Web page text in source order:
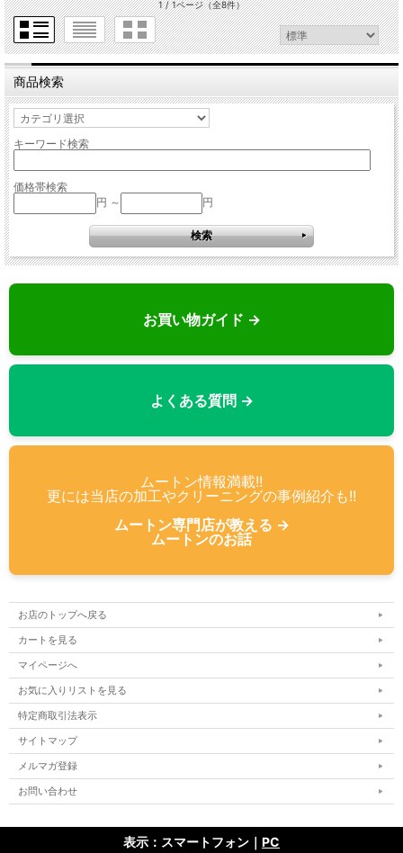
1 / 1ページ（全8件）
商品検索
キーワード検索
価格帯検索
円 ～
円
お買い物ガイド →
よくある質問 →
ムートン情報満載!!
更には当店の加工やクリーニングの事例紹介も!!
ムートン専門店が教える →
ムートンのお話
お店のトップへ戻る
カートを見る
マイページへ
お気に入りリストを見る
特定商取引法表示
サイトマップ
メルマガ登録
お問い合わせ
表示：スマートフォン｜ PC